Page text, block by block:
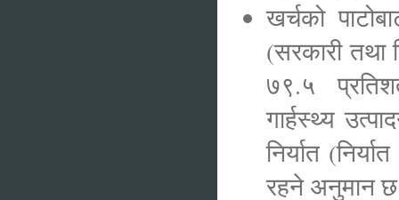
खर्चको
(सरकारी
७९.५
गार्हस्थ्य
निर्यात
रहने